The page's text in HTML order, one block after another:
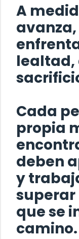
A
lealtad,
Cada
propia
deben
y
superar
que se
camino.